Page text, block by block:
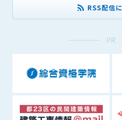
RSS配信
PR
管理者は、会員が登録した内容が
恐れのあるものは、会員の承諾な
と管理者が、判断した場合
(4) その他、管理者が不適当と判断
第8条（サービスの変更・中止等）
管理者は、会員の承諾なく、本サ
廃止を含み)し、本サービスの運営